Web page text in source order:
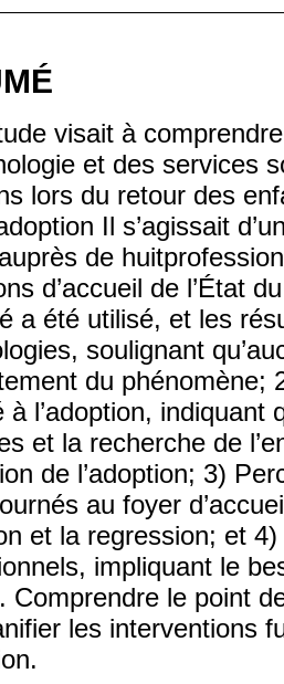
visait à
et des services
lors du retour des
Il s’agissait
de
d’accueil de l’État
a été utilisé, et les
soulignant
du phénomène;
à l’adoption, indiquant
et la recherche de
de l’adoption; 3)
au foyer
et la regression; et
impliquant le
Comprendre le point
les interventions